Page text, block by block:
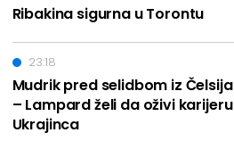
Ribakina sigurna u Torontu
Mudrik pred selidbom iz Čelsija
– Lampard želi da oživi karijeru
Ukrajinca
23:18